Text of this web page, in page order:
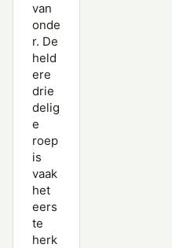
van
onde
r. De
held
ere
drie
delig
e
roep
is
vaak
het
eers
te
herk